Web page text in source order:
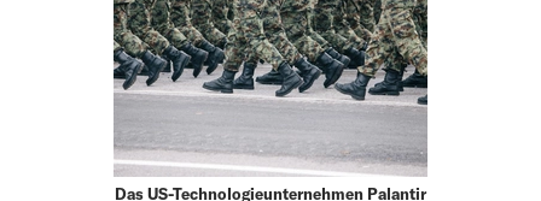
Das US-Technologieunternehmen Palantir